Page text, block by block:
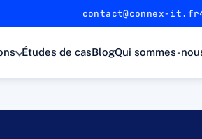
contact@connex-it.fr
Études de casBlogQui sommes-